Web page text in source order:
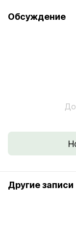
Обсуждение
Другие записи